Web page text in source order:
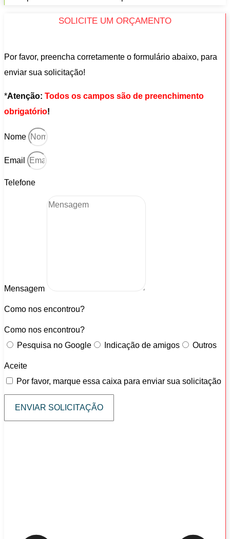
SOLICITE UM ORÇAMENTO
Por favor, preencha corretamente o formulário abaixo, para
enviar sua solicitação!
*Atenção: Todos os campos são de preenchimento
obrigatório!
Nome
Email
Telefone
Mensagem
Como nos encontrou?
Como nos encontrou?
Pesquisa no Google
Indicação de amigos Outros
Aceite
Por favor, marque essa caixa para enviar sua solicitação
ENVIAR SOLICITAÇÃO